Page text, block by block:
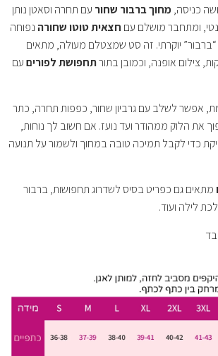
כניסה,מחוך ברבור שחור עם תחרה וסאטן נותן
ומתחבר מושלם עם חצאית טוטו שחורה נפוחה
יוקרתי. זה סט שמצטלם מעולה, מתאים
צילום אופנה, וכמובן בתורתחפושת לפוריםעם
אפשר לשלב עם גרביון שחור, כפפות תחרה, כתר
את הלוק ממהודר ועד נועז. אם חשוב לך נוחות,
כדי לקבל תמיכה טובה במחוך ולשמור על תנועה
מתאים גם כפריט בסיס לשדרוג תחפושות, ברבור
לילה ועוד.